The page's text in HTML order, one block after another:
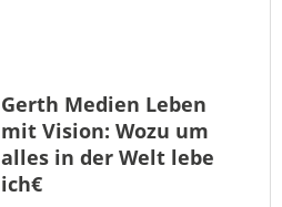
Gerth Medien Leben
mit Vision: Wozu um
alles in der Welt lebe
ich€